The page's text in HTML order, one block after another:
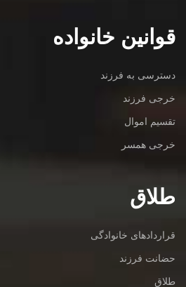
قوانین خانواده
دسترسی به فرزند
خرجی فرزند
تقسیم اموال
خرجی همسر
طلاق
قراردادهای خانوادگی
حضانت فرزند
طلاق